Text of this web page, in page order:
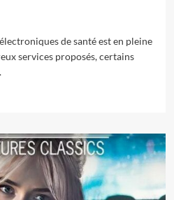
de santé est en pleine
services proposés, certains